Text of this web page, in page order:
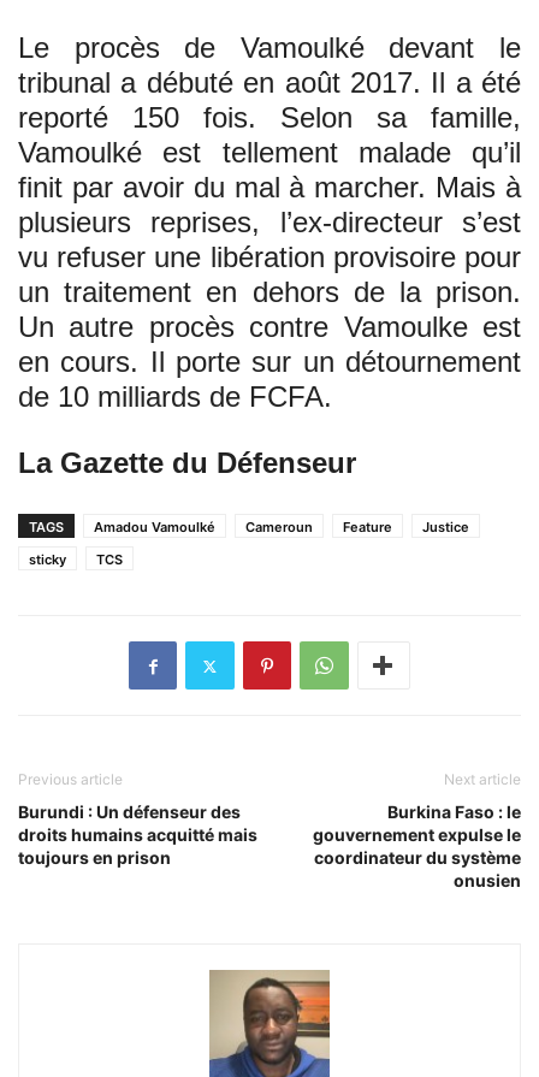
Le procès de Vamoulké devant le
tribunal a débuté en août 2017. Il a été
reporté 150 fois. Selon sa famille,
Vamoulké est tellement malade qu’il
finit par avoir du mal à marcher. Mais à
plusieurs reprises, l’ex-directeur s’est
vu refuser une libération provisoire pour
un traitement en dehors de la prison.
Un autre procès contre Vamoulke est
en cours. Il porte sur un détournement
de 10 milliards de FCFA.
La Gazette du Défenseur
TAGS Amadou Vamoulké Cameroun Feature
Justice
sticky
TCS
Previous article
Burundi : Un défenseur des
droits humains acquitté mais
toujours en prison
Next article
Burkina Faso : le
gouvernement expulse le
coordinateur du système
onusien